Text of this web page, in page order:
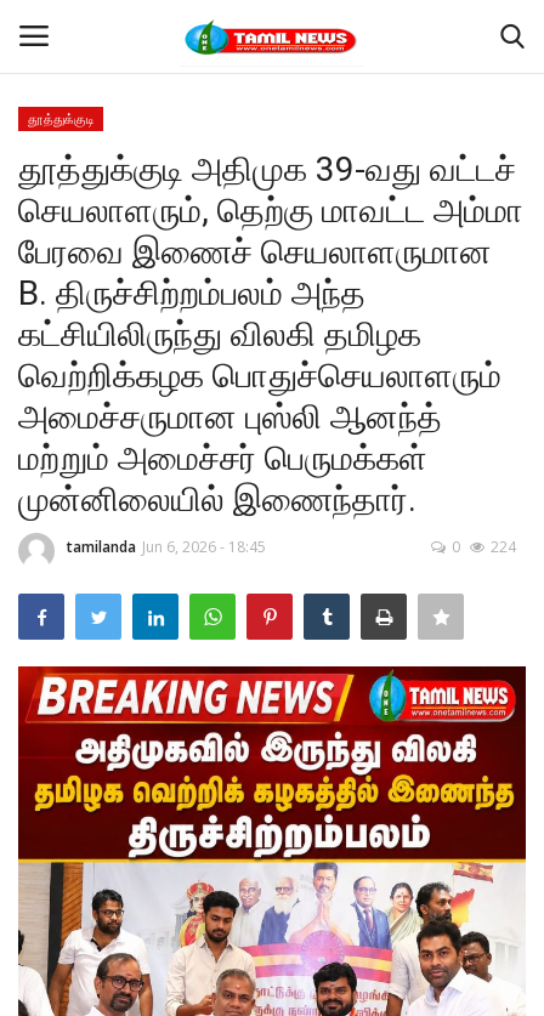
Home
தூத்துக்குடி
Contact
தமிழ்நாடு
இந்தியா
உலகம்
அரசியல்
தூத்துக்குடி
தூத்துக்குடி அதிமுக 39-வது வட்டச்
செயலாளரும், தெற்கு மாவட்ட அம்மா
பேரவை இணைச் செயலாளருமான
B. திருச்சிற்றம்பலம் அந்த
கட்சியிலிருந்து விலகி தமிழக
வெற்றிக்கழக பொதுச்செயலாளரும்
அமைச்சருமான புஸ்லி ஆனந்த்
மற்றும் அமைச்சர் பெருமக்கள்
முன்னிலையில் இணைந்தார்.
tamilanda Jun 6, 2026 - 18:45 0 224